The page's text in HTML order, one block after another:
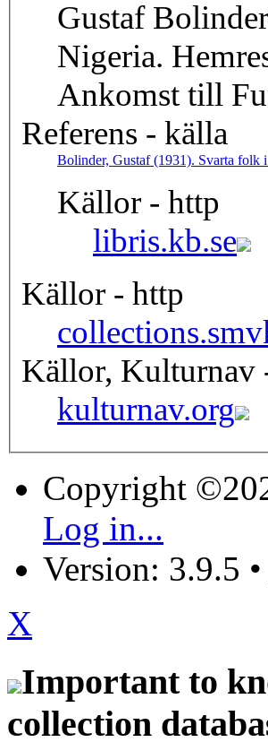
Gustaf
Nigeria.
Ankomst till
Referens - källa
Bolinder, Gustaf (1931). Svarta folk
Källor - http
libris.kb.se
Källor - http
Källor, Kulturnav
kulturnav.org
Copyright
Log in...
Version: 3.9.5 •
X
Important to
collection